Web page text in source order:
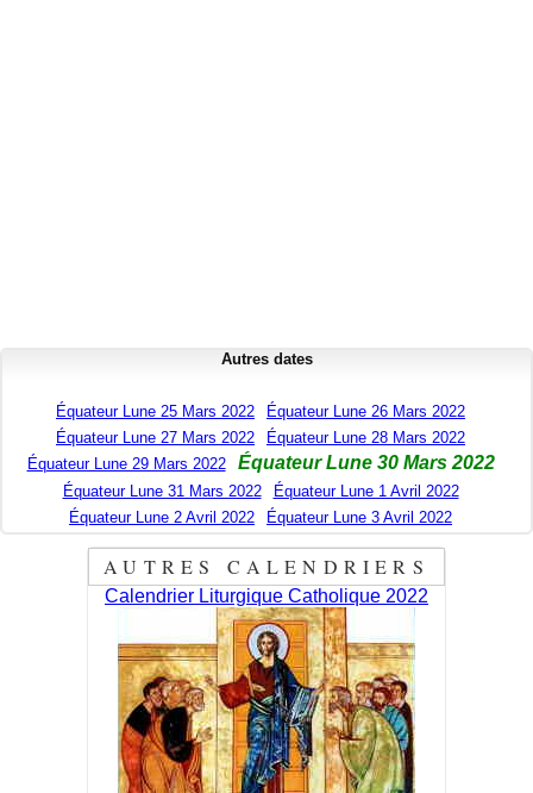
Autres dates
Équateur Lune 25 Mars 2022
Équateur Lune 26 Mars 2022
Équateur Lune 27 Mars 2022
Équateur Lune 28 Mars 2022
Équateur Lune 29 Mars 2022
Équateur Lune 30 Mars 2022
Équateur Lune 31 Mars 2022
Équateur Lune 1 Avril 2022
Équateur Lune 2 Avril 2022
Équateur Lune 3 Avril 2022
AUTRES CALENDRIERS
Calendrier Liturgique Catholique 2022